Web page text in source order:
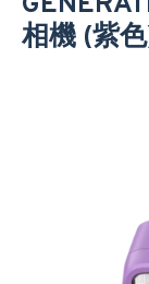
相機 (紫